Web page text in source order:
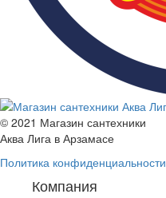
© 2021 Магазин сантехники
Аква Лига в Арзамасе
Политика конфиденциальности
Компания